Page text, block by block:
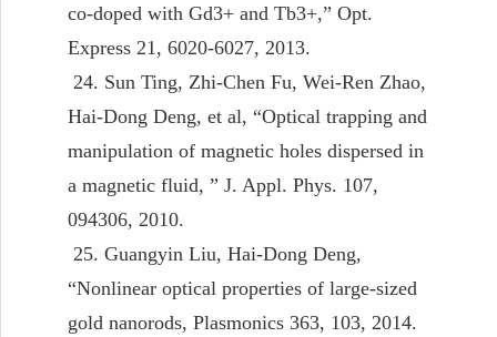
co-doped with Gd3+ and Tb3+,” Opt.
Express 21, 6020-6027, 2013.
24. Sun Ting, Zhi-Chen Fu, Wei-Ren Zhao,
Hai-Dong Deng, et al, “Optical trapping and
manipulation of magnetic holes dispersed in
a magnetic fluid, ” J. Appl. Phys. 107,
094306, 2010.
25. Guangyin Liu, Hai-Dong Deng,
“Nonlinear optical properties of large-sized
gold nanorods, Plasmonics 363, 103, 2014.